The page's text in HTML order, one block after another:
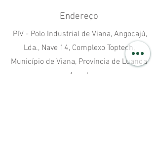
Endereço
PIV - Polo Industrial de Viana, Angocajú,
Lda., Nave 14, Complexo Toptech,
Município de Viana, Província de Luanda
- Angola